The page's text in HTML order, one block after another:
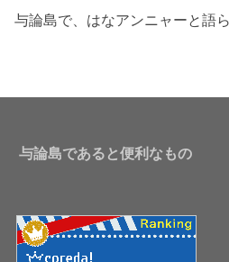
与論島で、はなアンニャーと語
与論島であると便利なもの